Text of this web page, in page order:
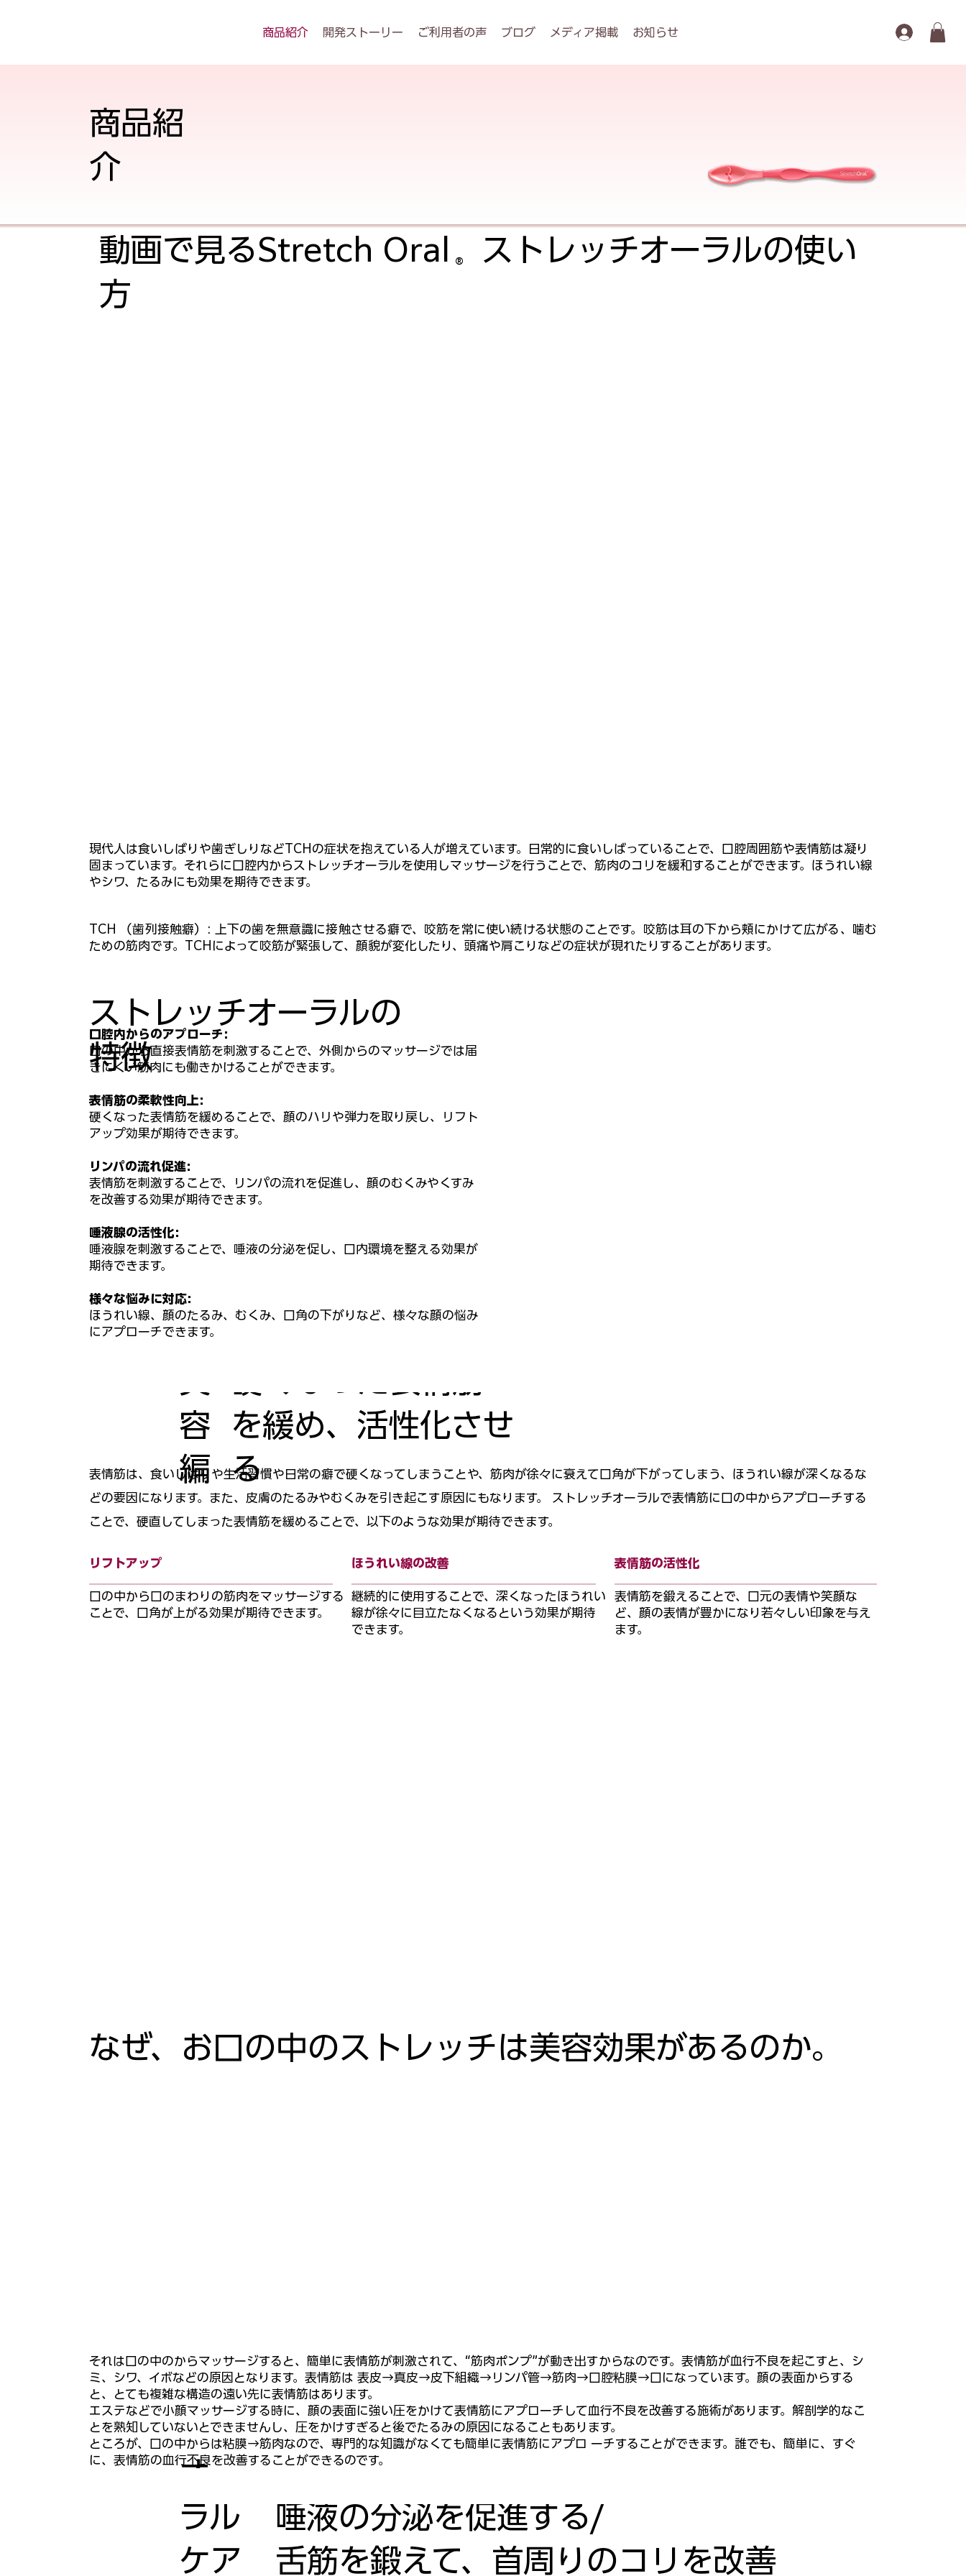
商品紹介 開発ストーリー ご利用者の声 ブログ メディア掲載 お知らせ
商品紹
介
現代人は食いしばりや歯ぎしりなどTCHの症状を抱えている人が増えています。日常的に食いしばっていることで、口腔周囲筋や表情筋は凝り
固まっています。それらに口腔内からストレッチオーラルを使用しマッサージを行うことで、筋肉のコリを緩和することができます。ほうれい線
やシワ、たるみにも効果を期待できます。
TCH （歯列接触癖）: 上下の歯を無意識に接触させる癖で、咬筋を常に使い続ける状態のことです。咬筋は耳の下から頬にかけて広がる、噛む
ための筋肉です。TCHによって咬筋が緊張して、顔貌が変化したり、頭痛や肩こりなどの症状が現れたりすることがあります。
®
動画で見るStretch Oral ストレッチオーラルの使い
方
ストレッチオーラルの
特徴
口腔内からのアプローチ:
口の中から直接表情筋を刺激することで、外側からのマッサージでは届
きにくい筋肉にも働きかけることができます。
表情筋の柔軟性向上:
硬くなった表情筋を緩めることで、顔のハリや弾力を取り戻し、リフト
アップ効果が期待できます。
リンパの流れ促進:
表情筋を刺激することで、リンパの流れを促進し、顔のむくみやくすみ
を改善する効果が期待できます。
唾液腺の活性化:
唾液腺を刺激することで、唾液の分泌を促し、口内環境を整える効果が
期待できます。
様々な悩みに対応:
ほうれい線、顔のたるみ、むくみ、口角の下がりなど、様々な顔の悩み
にアプローチできます。
リフトアップ
口の中から口のまわりの筋肉をマッサージする
ことで、口角が上がる効果が期待できます。
ほうれい線の改善
継続的に使用することで、深くなったほうれい
線が徐々に目立たなくなるという効果が期待
できます。
表情筋の活性化
表情筋を鍛えることで、口元の表情や笑顔な
ど、顔の表情が豊かになり若々しい印象を与え
ます。
表情筋は、食いしばりや生活習慣や日常の癖で硬くなってしまうことや、筋肉が徐々に衰えて口角が下がってしまう、ほうれい線が深くなるな
どの要因になります。また、皮膚のたるみやむくみを引き起こす原因にもなります。 ストレッチオーラルで表情筋に口の中からアプローチする
ことで、硬直してしまった表情筋を緩めることで、以下のような効果が期待できます。
容
編
を緩め、活性化させ
る
なぜ、お⼝の中のストレッチは美容効果があるのか。
それは口の中のからマッサージすると、簡単に表情筋が刺激されて、“筋肉ポンプ”が動き出すからなのです。表情筋が血行不良を起こすと、シ
ミ、シワ、イボなどの原因となります。表情筋は 表皮→真皮→皮下組織→リンパ管→筋肉→口腔粘膜→口になっています。顔の表面からする
と、とても複雑な構造の遠い先に表情筋はあります。
エステなどで小顔マッサージする時に、顔の表面に強い圧をかけて表情筋にアプローチして血行不良を改善する施術があります。解剖学的なこ
とを熟知していないとできませんし、圧をかけすぎると後でたるみの原因になることもあります。
ところが、口の中からは粘膜→筋肉なので、専門的な知識がなくても簡単に表情筋にアプロ ーチすることができます。誰でも、簡単に、すぐ
に、表情筋の血行不良を改善することができるのです。
オー
ラル
ケア
唾液の分泌を促進する/
舌筋を鍛えて、首周りのコリを改善